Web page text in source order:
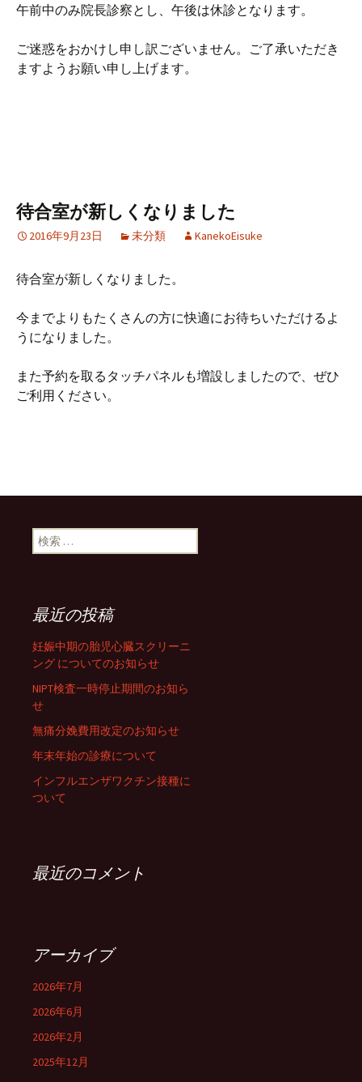
午前中のみ院長診察とし、午後は休診となります。
ご迷惑をおかけし申し訳ございません。ご了承いただき
ますようお願い申し上げます。
待合室が新しくなりました
2016年9月23日 未分類 KanekoEisuke
待合室が新しくなりました。
今までよりもたくさんの方に快適にお待ちいただけるよ
うになりました。
また予約を取るタッチパネルも増設しましたので、ぜひ
ご利用ください。
検索:
最近の投稿
妊娠中期の胎児心臓スクリーニ
ング についてのお知らせ
NIPT検査一時停止期間のお知ら
せ
無痛分娩費用改定のお知らせ
年末年始の診療について
インフルエンザワクチン接種に
ついて
最近のコメント
アーカイブ
2026年7月
2026年6月
2026年2月
2025年12月